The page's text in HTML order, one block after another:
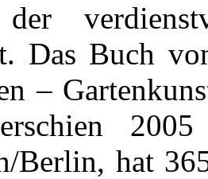
Das Buch
–
Berlin, hat